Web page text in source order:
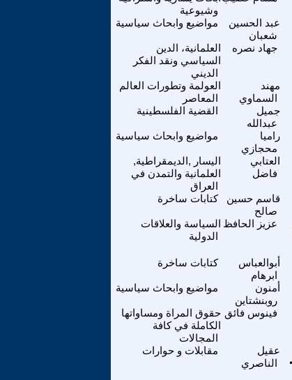
وشيوعية
مواضيع وابحاث سياسية
عبد الحسين
شعبان
العلمانية، الدين
السياسي ونقد الفكر
الديني
جهاد نصره
العولمة وتطورات العالم
المعاصر
مهند
السماوي
القضية الفلسطينية
جميل
عبدالله
مواضيع وابحاث سياسية
راميا
محجازي
اليسار ,الديمقراطية,
العلمانية والتمدن في
العراق
العتابي
فاضل
كتابات ساخرة
قاسم حسين
صالح
السياسة والعلاقات
الدولية
عزيز الحافظ
كتابات ساخرة
أبوالعباس
ابرهام
مواضيع وابحاث سياسية
أمنون
روبنشتاين
حقوق المراة ومساواتها
الكاملة في كافة
المجالات
فينوس فائق
مقابلات و حوارات
عقيل
الناصري